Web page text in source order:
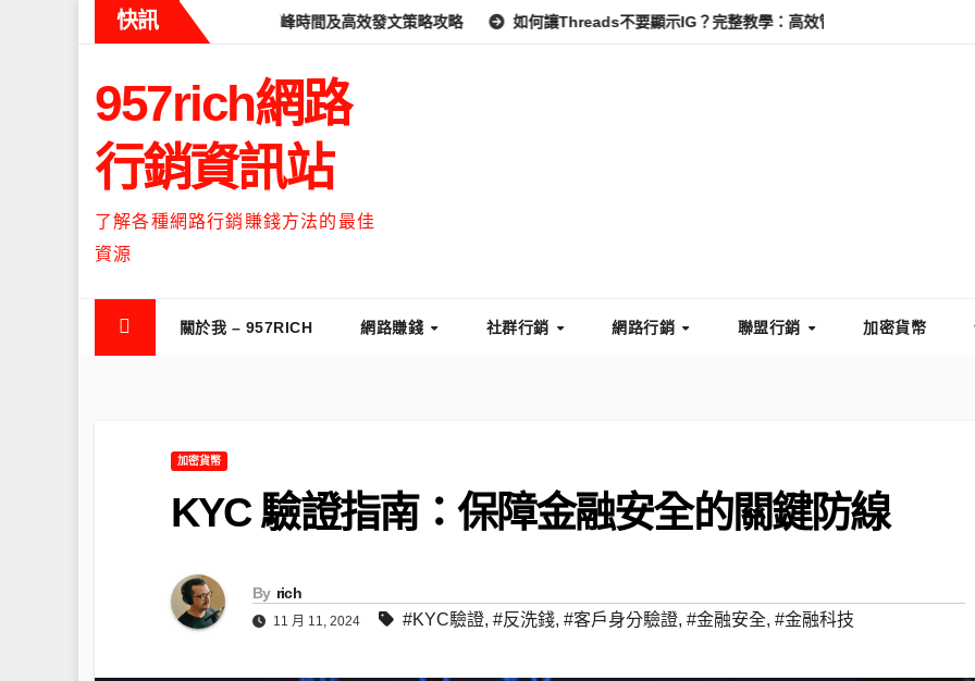
快訊
什麼時候流量最高？流量高峰時間及高效發文策略攻略 如何讓Threads不要顯示IG？完整教學：高效管理你的線上隱私與數據安全
957rich網路
行銷資訊站
了解各種網路行銷賺錢方法的最佳
資源
關於我 – 957RICH 網路賺錢 社群行銷 網路行銷 聯盟行銷 加密貨幣
加密貨幣
KYC 驗證指南：保障金融安全的關鍵防線
By rich
11 月 11, 2024 #KYC驗證, #反洗錢, #客戶身分驗證, #金融安全, #金融科技